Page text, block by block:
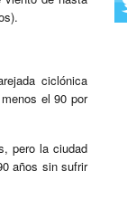
ciclónica
el 90 por
pero la ciudad
años sin sufrir